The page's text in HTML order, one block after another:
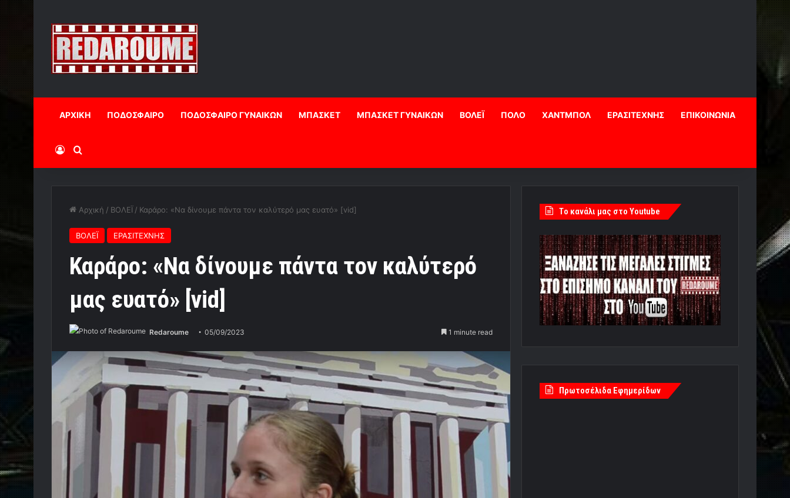
ΑΡΧΙΚΗ ΠΟΔΟΣΦΑΙΡΟ ΠΟΔΟΣΦΑΙΡΟ ΓΥΝΑΙΚΩΝ ΜΠΑΣΚΕΤ ΜΠΑΣΚΕΤ ΓΥΝΑΙΚΩΝ ΒΟΛΕΪ ΠΟΛΟ ΧΑΝΤΜΠΟΛ ΕΡΑΣΙΤΕΧΝΗΣ ΕΠΙΚΟΙΝΩΝΙΑ
Log InΑναζήτηση
Αρχική / ΒΟΛΕΪ / Καράρο: «Να δίνουμε πάντα τον καλύτερό μας ευατό» [vid]
ΒΟΛΕΪ ΕΡΑΣΙΤΕΧΝΗΣ
Καράρο: «Να δίνουμε πάντα τον καλύτερό
μας ευατό» [vid]
Redaroume 05/09/2023 1 minute read
Tο κανάλι μας στο Youtube
Πρωτοσέλιδα Εφημερίδων